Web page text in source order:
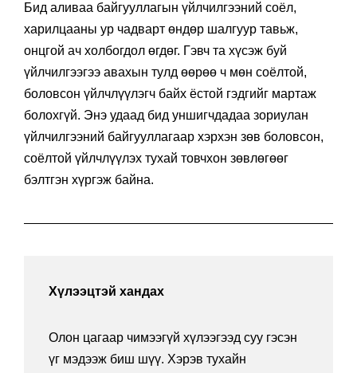
Бид аливаа байгууллагын үйлчилгээний соёл,
харилцааны ур чадварт өндөр шалгуур тавьж,
онцгой ач холбогдол өгдөг. Гэвч та хүсэж буй
үйлчилгээгээ авахын тулд өөрөө ч мөн соёлтой,
боловсон үйлчлүүлэгч байх ёстой гэдгийг мартаж
болохгүй. Энэ удаад бид уншигчдадаа зориулан
үйлчилгээний байгууллагаар хэрхэн зөв боловсон,
соёлтой үйлчлүүлэх тухай товчхон зөвлөгөөг
бэлтгэн хүргэж байна.
Хүлээцтэй хандах
Олон цагаар чимээгүй хүлээгээд суу гэсэн
үг мэдээж биш шүү. Хэрэв тухайн